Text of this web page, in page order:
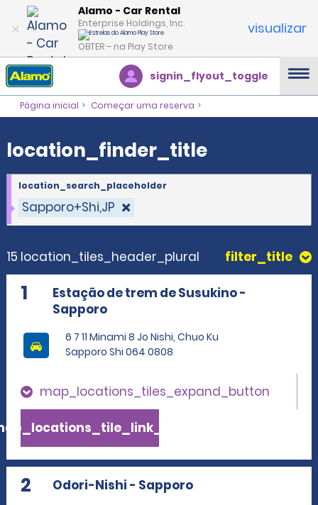
location_finder_titleAlamo - Car Rental
Enterprise Holdings, Inc.
OBTER – na Play Store
visualizar
signin_flyout_toggle
Página inicial Começar uma reserva
location_finder_title
Sapporo+Shi,JP
location_search_placeholder
15 location_tiles_header_plural filter_title
1
Estação de trem de Susukino -
Sapporo
6 7 11 Minami 8 Jo Nishi, Chuo Ku
Sapporo Shi 064 0808
map_locations_tiles_expand_button
2 Odori-Nishi - Sapporo